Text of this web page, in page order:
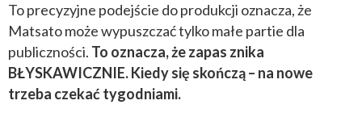
To precyzyjne podejście do produkcji oznacza, że
Matsato może wypuszczać tylko małe partie dla
publiczności. To oznacza, że zapas znika
BŁYSKAWICZNIE. Kiedy się skończą – na nowe
trzeba czekać tygodniami.